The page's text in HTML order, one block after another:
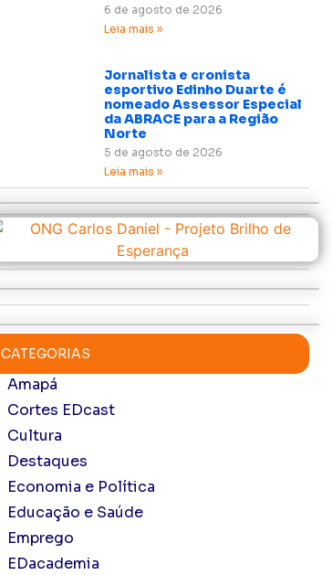
6 de agosto de 2026
Leia mais »
Jornalista e cronista
esportivo Edinho Duarte é
nomeado Assessor Especial
da ABRACE para a Região
Norte
5 de agosto de 2026
Leia mais »
CATEGORIAS
Amapá
Cortes EDcast
Cultura
Destaques
Economia e Política
Educação e Saúde
Emprego
EDacademia